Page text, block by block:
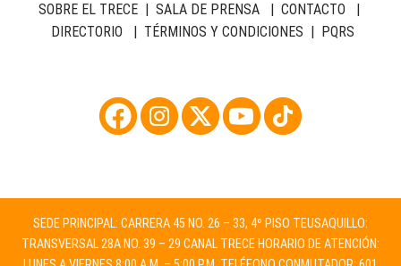
SOBRE EL TRECE| SALA DE PRENSA| CONTACTO |
DIRECTORIO | TÉRMINOS Y CONDICIONES | PQRS
SEDE PRINCIPAL: CARRERA 45 NO. 26 – 33, 4º PISO TEUSAQUILLO:
TRANSVERSAL 28A NO. 39 – 29 CANAL TRECE HORARIO DE ATENCIÓN: